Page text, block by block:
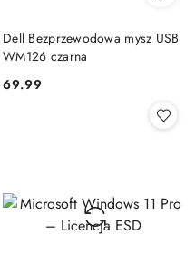
Dell Bezprzewodowa mysz USB
WM126 czarna
Cena:
69.99